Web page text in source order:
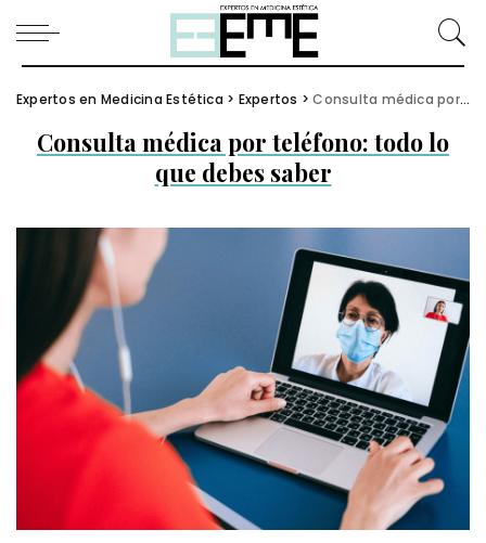
Expertos en Medicina Estética > Expertos >Consulta médica por teléfono: todo lo que debes saber
Consulta médica por teléfono: todo lo
que debes saber